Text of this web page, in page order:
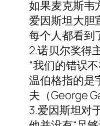
如果麦克斯韦
爱因斯坦大胆
每个人都看到
2.诺贝尔奖得
“我们的错误
温伯格指的是
夫（George
3.爱因斯坦对